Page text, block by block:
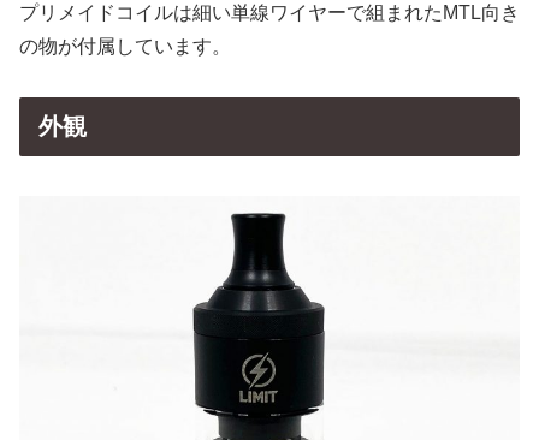
プリメイドコイルは細い単線ワイヤーで組まれたMTL向き
の物が付属しています。
外観